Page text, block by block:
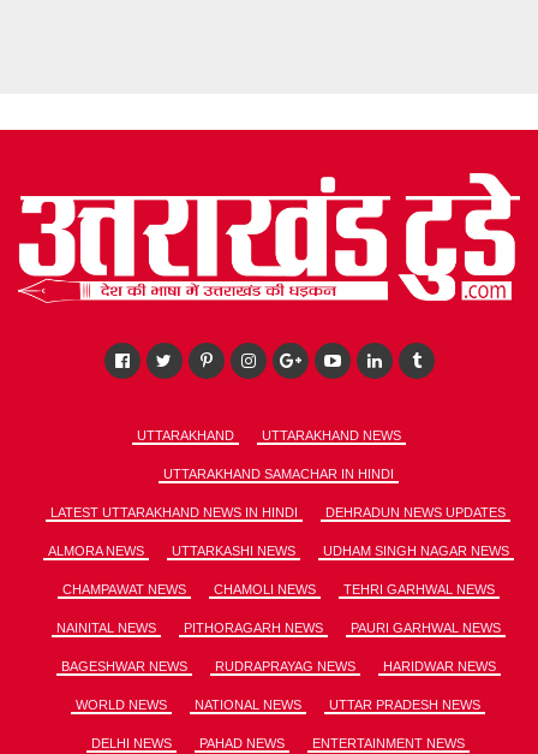
UTTARAKHAND UTTARAKHAND NEWS
UTTARAKHAND SAMACHAR IN HINDI
LATEST UTTARAKHAND NEWS IN HINDI DEHRADUN NEWS UPDATES
ALMORA NEWS UTTARKASHI NEWS UDHAM SINGH NAGAR NEWS
CHAMPAWAT NEWS CHAMOLI NEWS TEHRI GARHWAL NEWS
NAINITAL NEWS PITHORAGARH NEWS PAURI GARHWAL NEWS
BAGESHWAR NEWS RUDRAPRAYAG NEWS HARIDWAR NEWS
WORLD NEWS NATIONAL NEWS UTTAR PRADESH NEWS
DELHI NEWS PAHAD NEWS ENTERTAINMENT NEWS